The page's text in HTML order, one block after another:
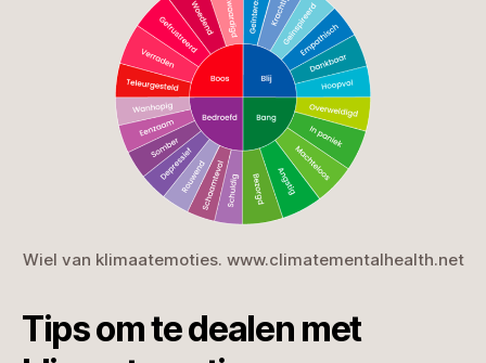
Wiel van klimaatemoties. www.climatementalhealth.net
Tips om te dealen met